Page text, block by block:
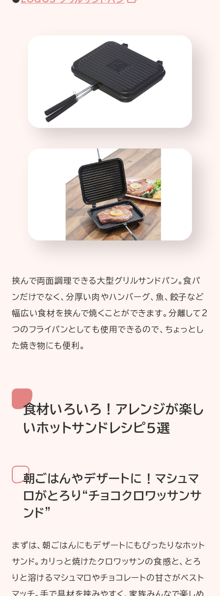
挟んで両面調理できる大型グリルサンドパン。食パ
ンだけでなく、分厚い肉やハンバーグ、魚、餃子など
幅広い食材を挟んで焼くことができます。分離して2
つのフライパンとしても使用できるので、ちょっとし
た焼き物にも便利。
食材いろいろ！ アレンジが楽し
いホットサンドレシピ5選
朝ごはんやデザートに！マシュマ
ロがとろり“チョコクロワッサンサ
ンド”
まずは、朝ごはんにもデザートにもぴったりなホット
サンド。カリっと焼けたクロワッサンの食感と、とろ
りと溶けるマシュマロやチョコレートの甘さがベスト
マッチ。手で具材を挟みやすく、家族みんなで楽しめ